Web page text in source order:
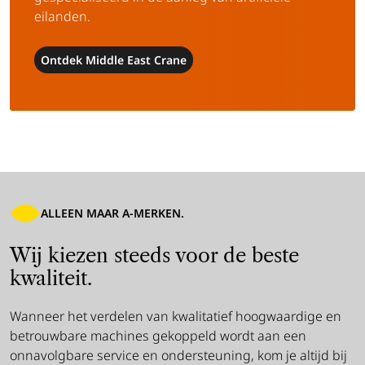
eilanden.
Ontdek Middle East Crane
ALLEEN MAAR A-MERKEN.
Wij kiezen steeds voor de beste
kwaliteit.
Wanneer het verdelen van kwalitatief hoogwaardige en
betrouwbare machines gekoppeld wordt aan een
onnavolgbare service en ondersteuning, kom je altijd bij